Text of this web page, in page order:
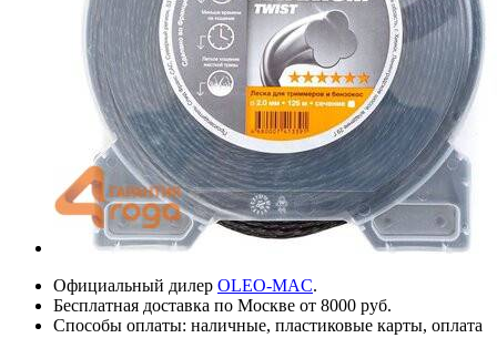
Официальный дилер OLEO-MAC.
Бесплатная доставка по Москве от 8000 руб.
Способы оплаты: наличные, пластиковые карты, оплата